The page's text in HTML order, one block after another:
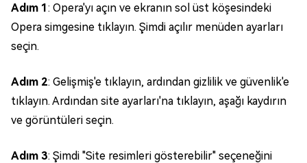
Adım 1: Opera'yı açın ve ekranın sol üst köşesindeki
Opera simgesine tıklayın. Şimdi açılır menüden ayarları
seçin.
Adım 2: Gelişmiş'e tıklayın, ardından gizlilik ve güvenlik'e
tıklayın. Ardından site ayarları'na tıklayın, aşağı kaydırın
ve görüntüleri seçin.
Adım 3: Şimdi "Site resimleri gösterebilir" seçeneğini